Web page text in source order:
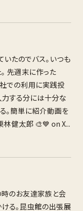
いたのでバス。いつも
先週末に作った
での利用に実践投
力する分には十分な
。簡単に紹介動画を
健太郎 🎨💙 on X...
時のお友達家族と会
ける。昆虫館の出張展